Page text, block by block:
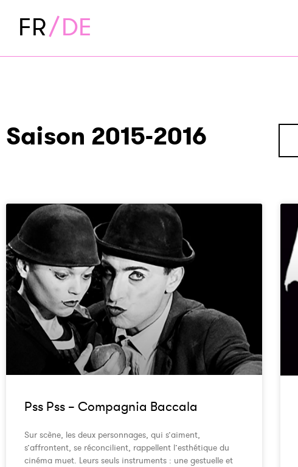
FR DE
Saison 2015-2016
Pss Pss – Compagnia Baccala
Sur scène, les deux personnages, qui s’aiment,
s’affrontent, se réconcilient, rappellent l’esthétique du
cinéma muet. Leurs seuls instruments : une gestuelle et